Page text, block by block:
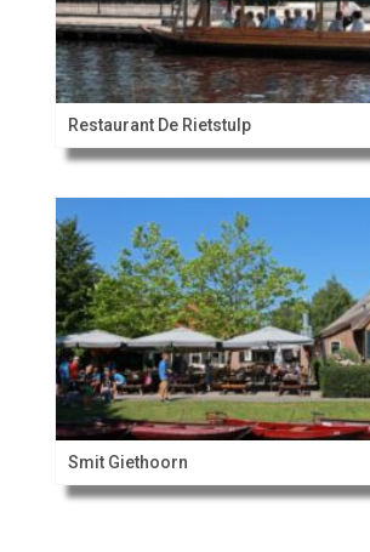
Restaurant De Rietstulp
Smit Giethoorn